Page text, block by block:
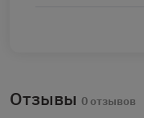
Отзывы 0 отзывов